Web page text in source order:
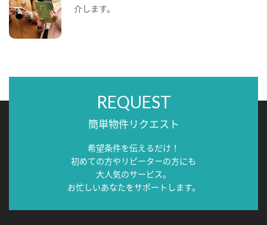
介します。
REQUEST
簡単物件リクエスト
希望条件を伝えるだけ！
初めての方やリピーターの方にも
大人気のサービス。
お忙しいあなたをサポートします。